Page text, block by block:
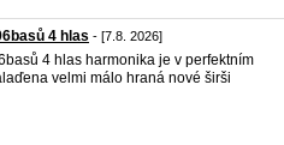
4 hlas - [7.8. 2026]
4 hlas harmonika je v perfektním
velmi málo hraná nové širši